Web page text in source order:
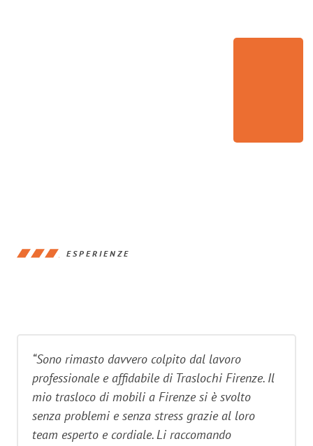
ESPERIENZE
“Sono rimasto davvero colpito dal lavoro
professionale e affidabile di Traslochi Firenze. Il
mio trasloco di mobili a Firenze si è svolto
senza problemi e senza stress grazie al loro
team esperto e cordiale. Li raccomando